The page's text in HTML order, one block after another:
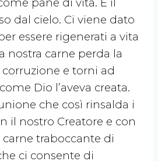
pane di vita. È il
dal cielo. Ci viene dato
essere rigenerati a vita
nostra carne perda la
e torni ad
Dio l’aveva creata.
che così rinsalda i
il nostro Creatore e con
carne traboccante di
ci consente di